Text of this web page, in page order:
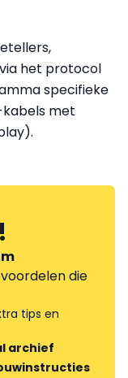
het protocol
specifieke
kabels met
!
die
tips en
archief